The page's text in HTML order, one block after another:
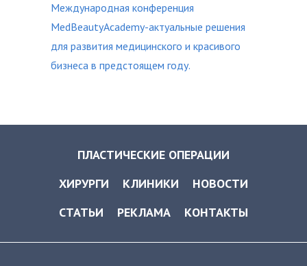
Международная конференция
MedBeautyAcademy-актуальные решения
для развития медицинского и красивого
бизнеса в предстоящем году.
ПЛАСТИЧЕСКИЕ ОПЕРАЦИИ
ХИРУРГИ
КЛИНИКИ
НОВОСТИ
СТАТЬИ
РЕКЛАМА КОНТАКТЫ